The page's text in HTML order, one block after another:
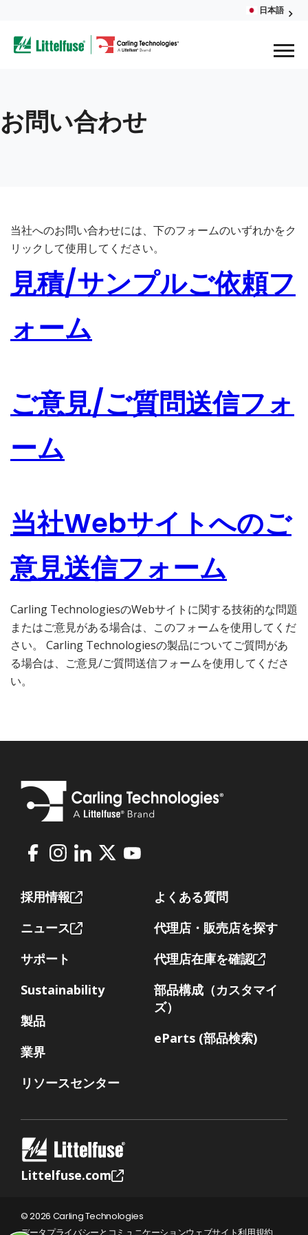
main
content
日本語
お問い合わせ
当社へのお問い合わせには、下のフォームのいずれかをク
リックして使用してください。
見積/サンプルご依頼フ
ォーム
ご意見/ご質問送信フォ
ーム
当社Webサイトへのご
意見送信フォーム
Carling TechnologiesのWebサイトに関する技術的な問題
またはご意見がある場合は、このフォームを使用してくだ
さい。 Carling Technologiesの製品についてご質問があ
る場合は、ご意見/ご質問送信フォームを使用してくださ
い。
Facebook
Instagram
LinkedIn
X Youtube
Footer
採用情報
ニュース
サポート
Sustainability
製品
業界
リソースセンター
よくある質問
代理店・販売店を探す
代理店在庫を確認
部品構成（カスタマイ
ズ）
eParts (部品検索)
Littelfuse.com
© 2026 Carling Technologies